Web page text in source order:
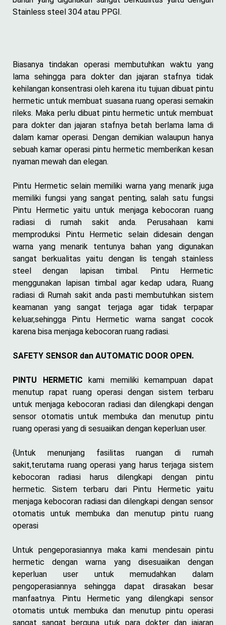
Stainless steel 304 atau PPGI.
Biasanya tindakan operasi membutuhkan waktu yang
lama sehingga para dokter dan jajaran stafnya tidak
kehilangan konsentrasi oleh karena itu tujuan dibuat pintu
hermetic untuk membuat suasana ruang operasi semakin
rileks. Maka perlu dibuat pintu hermetic untuk membuat
para dokter dan jajaran stafnya betah berlama lama di
dalam kamar operasi. Dengan demikian walaupun hanya
sebuah kamar operasi pintu hermetic memberikan kesan
nyaman mewah dan elegan.
Pintu Hermetic selain memiliki warna yang menarik juga
memiliki fungsi yang sangat penting, salah satu fungsi
Pintu Hermetic yaitu untuk menjaga kebocoran ruang
radiasi di rumah sakit anda. Perusahaan kami
memproduksi Pintu Hermetic selain didesain dengan
warna yang menarik tentunya bahan yang digunakan
sangat berkualitas yaitu dengan lis tengah stainless
steel dengan lapisan timbal. Pintu Hermetic
menggunakan lapisan timbal agar kedap udara, Ruang
radiasi di Rumah sakit anda pasti membutuhkan sistem
keamanan yang sangat terjaga agar tidak terpapar
keluar,sehingga Pintu Hermetic warna sangat cocok
karena bisa menjaga kebocoran ruang radiasi.
SAFETY SENSOR dan AUTOMATIC DOOR OPEN.
PINTU HERMETIC kami memiliki kemampuan dapat
menutup rapat ruang operasi dengan sistem terbaru
untuk menjaga kebocoran radiasi dan dilengkapi dengan
sensor otomatis untuk membuka dan menutup pintu
ruang operasi yang di sesuaiikan dengan keperluan user.
{Untuk menunjang fasilitas ruangan di rumah
sakit,terutama ruang operasi yang harus terjaga sistem
kebocoran radiasi harus dilengkapi dengan pintu
hermetic. Sistem terbaru dari Pintu Hermetic yaitu
menjaga kebocoran radiasi dan dilengkapi dengan sensor
otomatis untuk membuka dan menutup pintu ruang
operasi
Untuk pengeporasiannya maka kami mendesain pintu
hermetic dengan warna yang disesuaiikan dengan
keperluan user untuk memudahkan dalam
pengoperasiannya sehingga dapat dirasakan besar
manfaatnya. Pintu Hermetic yang dilengkapi sensor
otomatis untuk membuka dan menutup pintu operasi
sangat sangat berguna utuk para dokter dan jajaran